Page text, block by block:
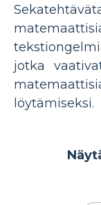
jotka
löytämiseksi.